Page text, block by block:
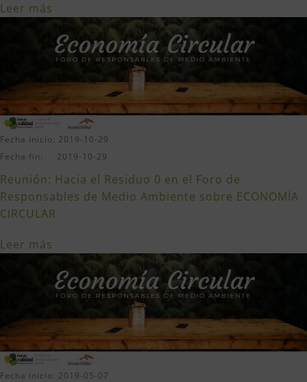
Leer más
Fecha inicio: 2019-10-29
Fecha fin: 2019-10-29
Reunión: Hacia el Residuo 0 en el Foro de
Responsables de Medio Ambiente sobre ECONOMÍA
CIRCULAR
Leer más
Fecha inicio: 2019-05-07